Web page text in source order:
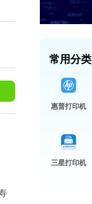
常用分类
惠普打印机
三星打印机